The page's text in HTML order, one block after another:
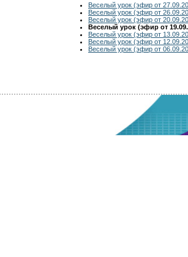
Веселый урок (эфир от
Веселый урок (эфир от
Веселый урок (эфир от
Веселый урок (эфир от
Веселый урок (эфир от
Веселый урок (эфир от
Веселый урок (эфир от